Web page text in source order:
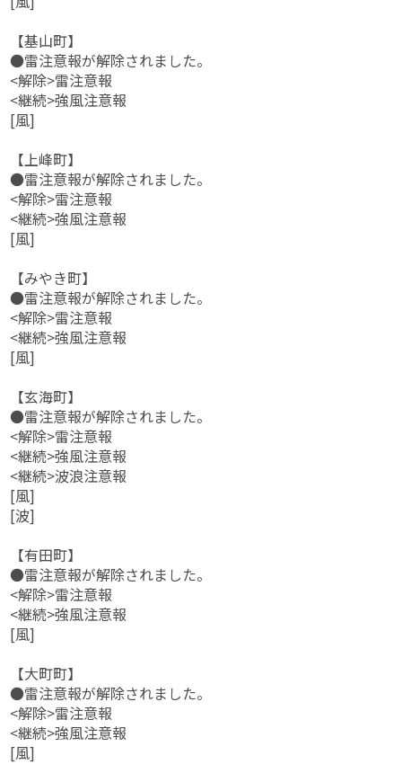
【基山町】
●雷注意報が解除されました。
<解除>雷注意報
<継続>強風注意報
[風]
【上峰町】
●雷注意報が解除されました。
<解除>雷注意報
<継続>強風注意報
[風]
【みやき町】
●雷注意報が解除されました。
<解除>雷注意報
<継続>強風注意報
[風]
【玄海町】
●雷注意報が解除されました。
<解除>雷注意報
<継続>強風注意報
<継続>波浪注意報
[風]
[波]
【有田町】
●雷注意報が解除されました。
<解除>雷注意報
<継続>強風注意報
[風]
【大町町】
●雷注意報が解除されました。
<解除>雷注意報
<継続>強風注意報
[風]